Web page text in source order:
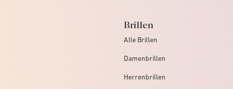
Brillen
Alle Brillen
Damenbrillen
Herrenbrillen